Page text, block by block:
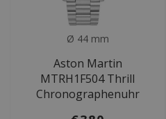
Ø 44 mm
Aston Martin
MTRH1F504 Thrill
Chronographenuhr